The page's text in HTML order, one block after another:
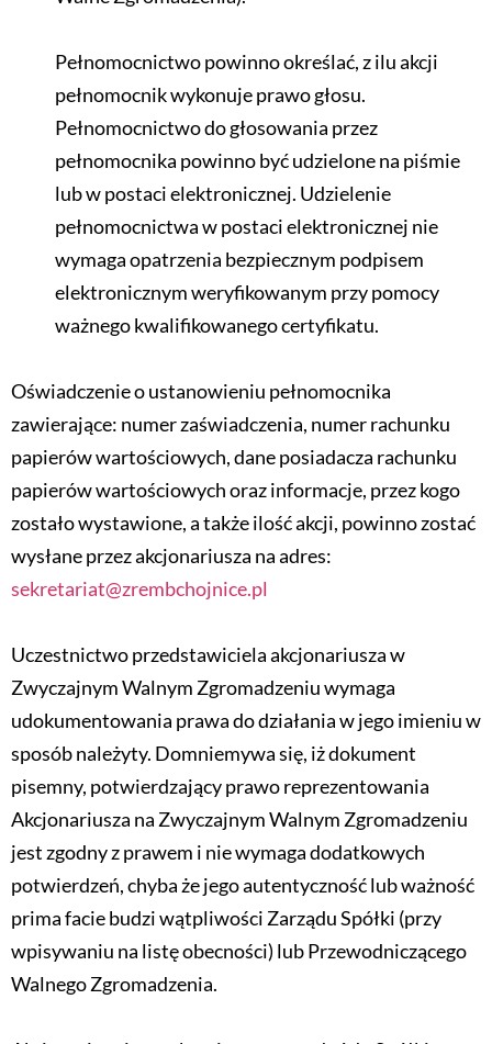
Pełnomocnictwo powinno określać, z ilu akcji
pełnomocnik wykonuje prawo głosu.
Pełnomocnictwo do głosowania przez
pełnomocnika powinno być udzielone na piśmie
lub w postaci elektronicznej. Udzielenie
pełnomocnictwa w postaci elektronicznej nie
wymaga opatrzenia bezpiecznym podpisem
elektronicznym weryfikowanym przy pomocy
ważnego kwalifikowanego certyfikatu.
Oświadczenie o ustanowieniu pełnomocnika
zawierające: numer zaświadczenia, numer rachunku
papierów wartościowych, dane posiadacza rachunku
papierów wartościowych oraz informacje, przez kogo
zostało wystawione, a także ilość akcji, powinno zostać
wysłane przez akcjonariusza na adres:
sekretariat@zrembchojnice.pl
Uczestnictwo przedstawiciela akcjonariusza w
Zwyczajnym Walnym Zgromadzeniu wymaga
udokumentowania prawa do działania w jego imieniu w
sposób należyty. Domniemywa się, iż dokument
pisemny, potwierdzający prawo reprezentowania
Akcjonariusza na Zwyczajnym Walnym Zgromadzeniu
jest zgodny z prawem i nie wymaga dodatkowych
potwierdzeń, chyba że jego autentyczność lub ważność
prima facie budzi wątpliwości Zarządu Spółki (przy
wpisywaniu na listę obecności) lub Przewodniczącego
Walnego Zgromadzenia.